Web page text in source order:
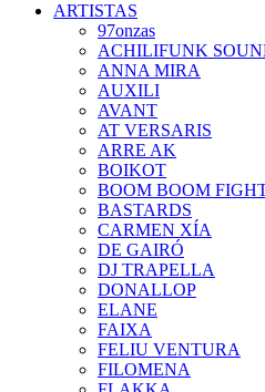
ARTISTAS
97onzas
ACHILIFUNK
ANNA MIRA
AUXILI
AVANT
AT VERSARIS
ARRE AK
BOIKOT
BOOM BOOM
BASTARDS
CARMEN XÍA
DE GAIRÓ
DJ TRAPELLA
DONALLOP
ELANE
FAIXA
FELIU VENTURA
FILOMENA